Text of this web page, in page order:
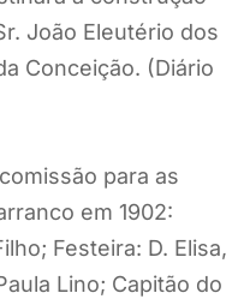
João Eleutério dos
Conceição. (Diário
para as
em 1902:
Festeira: D. Elisa,
Lino; Capitão do